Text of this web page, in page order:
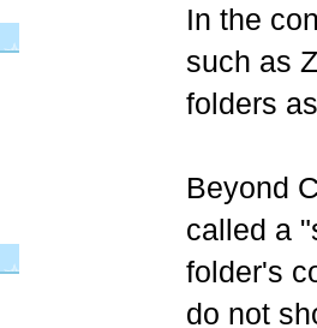
In the
such as
folders
Beyond
called a
folder's
do not